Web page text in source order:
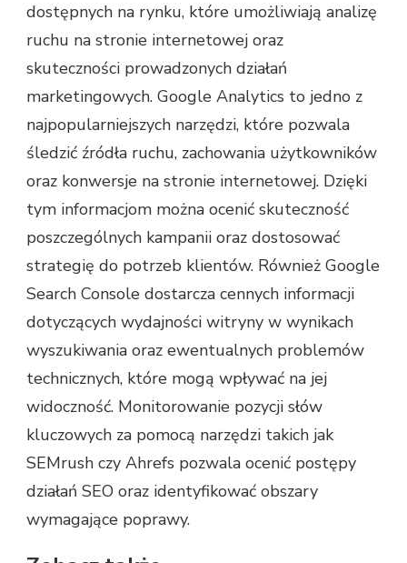
dostępnych na rynku, które umożliwiają analizę
ruchu na stronie internetowej oraz
skuteczności prowadzonych działań
marketingowych. Google Analytics to jedno z
najpopularniejszych narzędzi, które pozwala
śledzić źródła ruchu, zachowania użytkowników
oraz konwersje na stronie internetowej. Dzięki
tym informacjom można ocenić skuteczność
poszczególnych kampanii oraz dostosować
strategię do potrzeb klientów. Również Google
Search Console dostarcza cennych informacji
dotyczących wydajności witryny w wynikach
wyszukiwania oraz ewentualnych problemów
technicznych, które mogą wpływać na jej
widoczność. Monitorowanie pozycji słów
kluczowych za pomocą narzędzi takich jak
SEMrush czy Ahrefs pozwala ocenić postępy
działań SEO oraz identyfikować obszary
wymagające poprawy.